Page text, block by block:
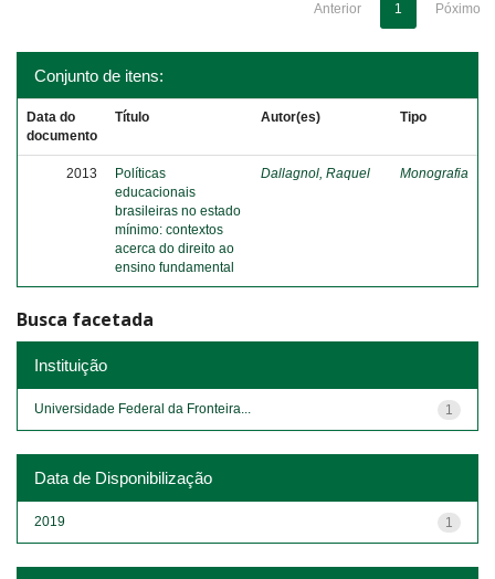
Anterior 1 Póximo
Conjunto de itens:
Data do
documento
Título Autor(es) Tipo
2013
Políticas
educacionais
brasileiras no estado
mínimo: contextos
acerca do direito ao
ensino fundamental
Dallagnol, Raquel Monografia
Busca facetada
Instituição
1
Universidade Federal da Fronteira...
Data de Disponibilização
1
2019